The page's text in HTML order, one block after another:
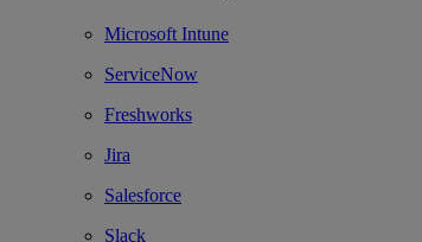
Microsoft Intune
ServiceNow
Freshworks
Jira
Salesforce
Slack